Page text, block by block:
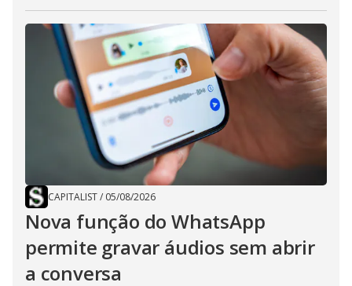
CAPITALIST/ 05/08/2026
Nova função do WhatsApp
permite gravar áudios sem abrir
a conversa